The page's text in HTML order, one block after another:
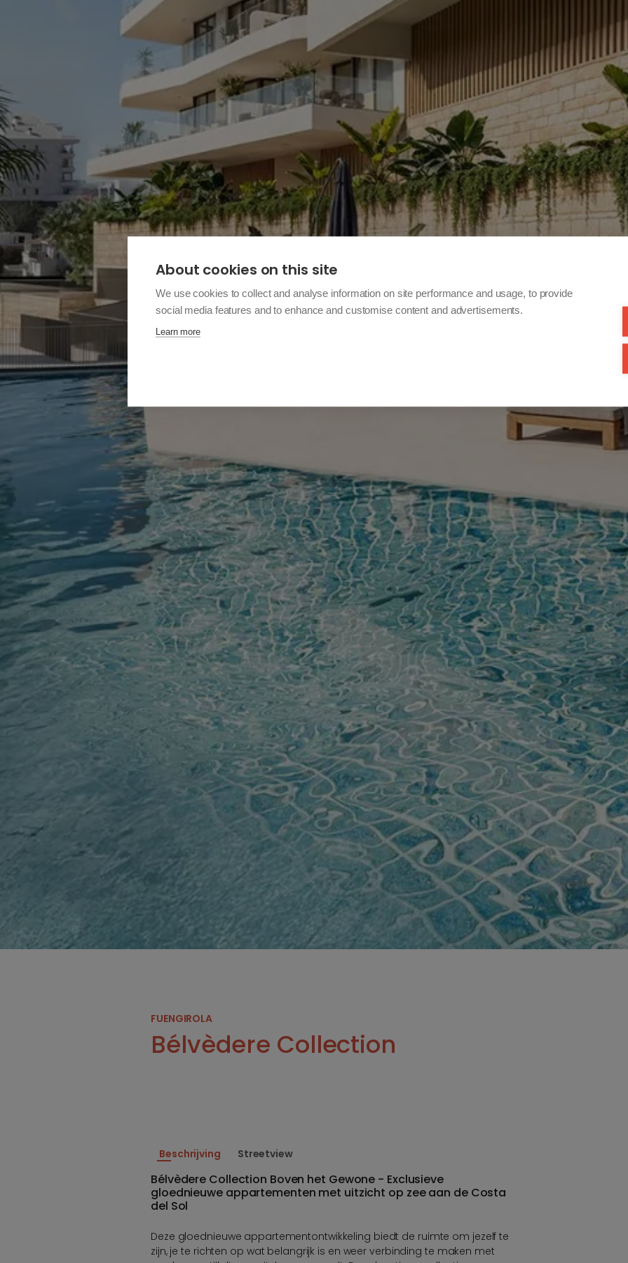
FUENGIROLA
Bélvèdere Collection
Beschrijving Streetview
Bélvèdere Collection Boven het Gewone - Exclusieve
gloednieuwe appartementen met uitzicht op zee aan de Costa
del Sol
Deze gloednieuwe appartementontwikkeling biedt de ruimte om jezelf te
zijn, je te richten op wat belangrijk is en weer verbinding te maken met
About cookies on this site
We use cookies to collect and analyse information on site performance and usage, to provide
social media features and to enhance and customise content and advertisements.
Learn more